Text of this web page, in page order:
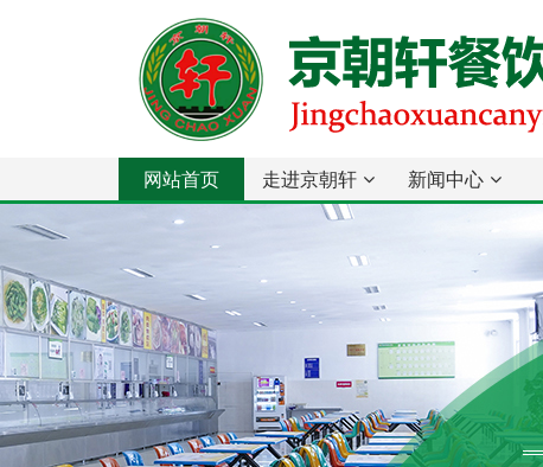
网站首页 走进京朝轩 新闻中心